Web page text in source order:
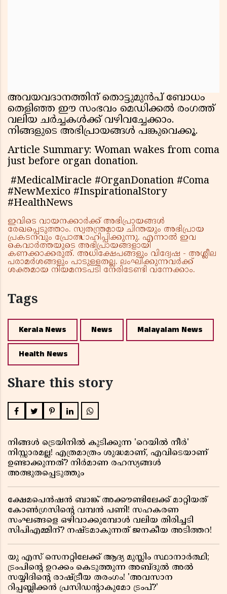
അവയവദാനത്തിന് തൊട്ടുമുൻപ് ബോധം
തെളിഞ്ഞ ഈ സംഭവം മെഡിക്കൽ രംഗത്ത്
വലിയ ചർച്ചകൾക്ക് വഴിവച്ചേക്കാം.
നിങ്ങളുടെ അഭിപ്രായങ്ങൾ പങ്കുവെക്കൂ.
Article Summary: Woman wakes from coma
just before organ donation.
#MedicalMiracle #OrganDonation #Coma
#NewMexico #InspirationalStory
#HealthNews
ഇവിടെ വായനക്കാർക്ക് അഭിപ്രായങ്ങൾ
രേഖപ്പെടുത്താം. സ്വതന്ത്രമായ ചിന്തയും അഭിപ്രായ
പ്രകടനവും പ്രോത്സാഹിപ്പിക്കുന്നു. എന്നാൽ ഇവ
കെവാർത്തയുടെ അഭിപ്രായങ്ങളായി
കണക്കാക്കരുത്. അധിക്ഷേപങ്ങളും വിദ്വേഷ - അശ്ലീല
പരാമർശങ്ങളും പാടുള്ളതല്ല. ലംഘിക്കുന്നവർക്ക്
ശക്തമായ നിയമനടപടി നേരിടേണ്ടി വന്നേക്കാം.
Tags
Kerala News News Malayalam News
Health News
Share this story
നിങ്ങൾ ട്രെയിനിൽ കുടിക്കുന്ന 'റെയിൽ നീർ'
നിസ്സാരമല്ല! എത്രമാത്രം ശുദ്ധമാണ്, എവിടെയാണ്
ഉണ്ടാക്കുന്നത്? നിർമാണ രഹസ്യങ്ങൾ
അത്ഭുതപ്പെടുത്തും
ക്ഷേമപെൻഷൻ ബാങ്ക് അക്കൗണ്ടിലേക്ക് മാറ്റിയത്
കോൺഗ്രസിന്റെ വമ്പൻ പണി! സഹകരണ
സംഘങ്ങളെ ഒഴിവാക്കുമ്പോൾ വലിയ തിരിച്ചടി
സിപിഎമ്മിന്? നഷ്ടമാകുന്നത് ജനകീയ അടിത്തറ!
യു എസ് സെനറ്റിലേക്ക് ആദ്യ മുസ്ലിം സ്ഥാനാർത്ഥി;
ട്രംപിന്റെ ഉറക്കം കെടുത്തുന്ന അബ്ദുൽ അൽ
സയ്യിദിന്റെ രാഷ്ട്രീയ തരംഗം! 'അവസാന
റിപ്പബ്ലിക്കൻ പ്രസിഡന്റാകുമോ ട്രംപ്?'